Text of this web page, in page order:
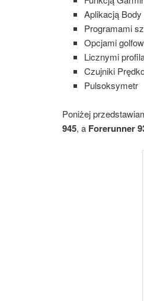
Aplikacją Body
Programami
Opcjami
Licznymi
Czujniki
Pulsoksymetr
Poniżej
945, a Forerunner